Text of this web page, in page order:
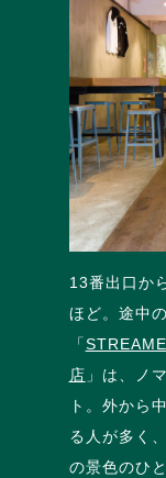
13番出口か
ほど。途中
「
店 」は、ノ
ト。外から
る人が多く
の景色のひ